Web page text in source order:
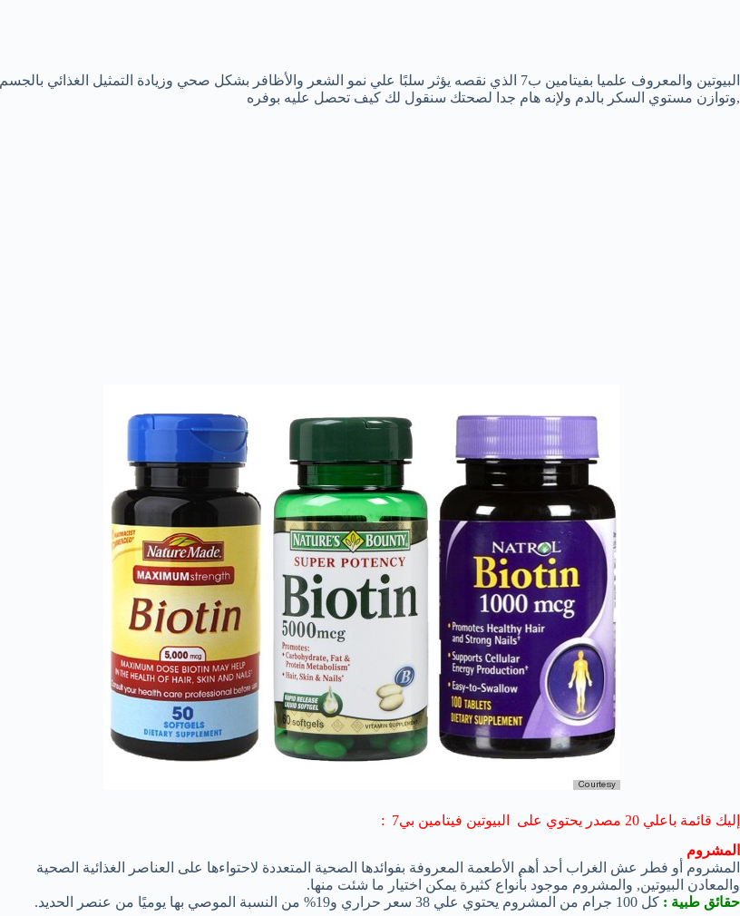
البيوتين والمعروف علميا بفيتامين ب7 الذي نقصه يؤثر سلبًا علي نمو الشعر والأظافر بشكل صحي وزيادة التمثيل الغذائي بالجسم
,وتوازن مستوي السكر بالدم ولإنه هام جدا لصحتك سنقول لك كيف تحصل عليه بوفره
إليك قائمة باعلي 20 مصدر يحتوي على البيوتين فيتامين بي7 :
المشروم
المشروم أو فطر عش الغراب أحد أهم الأطعمة المعروفة بفوائدها الصحية المتعددة لاحتواءها على العناصر الغذائية الصحية
والمعادن البيوتين, والمشروم موجود بأنواع كثيرة يمكن اختيار ما شئت منها.
حقائق طبية : كل 100 جرام من المشروم يحتوي علي 38 سعر حراري و19% من النسبة الموصي بها يوميًا من عنصر الحديد.